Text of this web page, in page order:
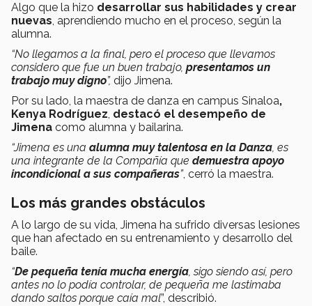
Algo que la hizo desarrollar sus habilidades y crear
nuevas, aprendiendo mucho en el proceso, según la
alumna.
“No llegamos a la final, pero el proceso que llevamos
considero que fue un buen trabajo, presentamos un
trabajo muy digno”, dijo Jimena.
Por su lado, la maestra de danza en campus Sinaloa,
Kenya Rodríguez, destacó el desempeño de
Jimena como alumna y bailarina.
“Jimena es una alumna muy talentosa en la Danza, es
una integrante de la Compañía que demuestra apoyo
incondicional a sus compañeras”, cerró la maestra.
Los más grandes obstáculos
A lo largo de su vida, Jimena ha sufrido diversas lesiones
que han afectado en su entrenamiento y desarrollo del
baile.
“De pequeña tenía mucha energía, sigo siendo así, pero
antes no lo podía controlar, de pequeña me lastimaba
dando saltos porque caía mal”, describió.